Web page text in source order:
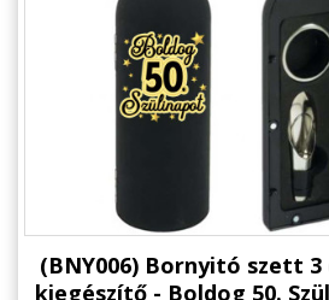
(BNY006) Bornyitó szett
kiegészítő - Boldog 50.